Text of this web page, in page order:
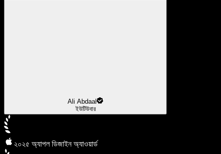
Ali Abdaal
ইউটিউবার
২০২৫ অ্যাপল ডিজাইন অ্যাওয়ার্ড